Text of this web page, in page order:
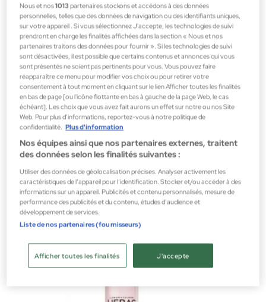
Lierac
Nettoyage du visage Parapharmacie
19,90 €
Nous et nos1013 partenaires stockons et accédons à des données
personnelles, telles que des données de navigation ou des identifiants uniques,
sur votre appareil . Si vous sélectionnez J'accepte, les technologies de suivi
prendront en charge les finalités affichées dans la section « Nous et nos
partenaires traitons des données pour fournir ». Si les technologies de suivi
sont désactivées, il est possible que certains contenus et annonces qui vous
sont présentés ne soient pas pertinents pour vous. Vous pouvez faire
réapparaître ce menu pour modifier vos choix ou pour retirer votre
consentement à tout moment en cliquant sur le lien Afficher toutes les finalités
en bas de page [ou l'icône flottante en bas à gauche de la page Web, le cas
échéant]. Les choix que vous avez fait aurons un effet sur notre ou nos Site
Web. Pour plus d’informations, reportez-vous à notre politique de
confidentialité. Plus d'information
Nos équipes ainsi que nos partenaires externes, traitent
des données selon les finalités suivantes :
Utiliser des données de géolocalisation précises. Analyser activement les
caractéristiques de l’appareil pour l’identification. Stocker et/ou accéder à des
informations sur un appareil. Publicités et contenu personnalisés, mesure de
performance des publicités et du contenu, études d’audience et
développement de services.
Liste de nos partenaires (fournisseurs)
J'accepte
Afficher toutes les finalités